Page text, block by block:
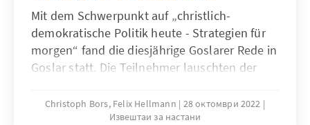
Mit dem Schwerpunkt auf „christlich-
demokratische Politik heute - Strategien für
morgen“ fand die diesjährige Goslarer Rede in
Goslar statt. Die Teilnehmer lauschten der
Professorin für Politische Theorie und
Ideengeschichte an der Universität Passau.
Christoph Bors, Felix Hellmann
28 октомври 2022
Извештаи за настани